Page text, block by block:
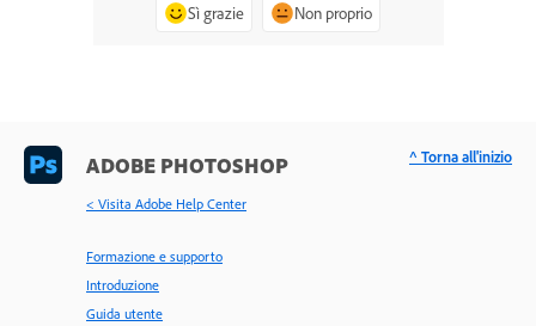
Sì grazie Non proprio
ADOBE PHOTOSHOP
< Visita Adobe Help Center
Formazione e supporto
Introduzione
Guida utente
^ Torna all'inizio